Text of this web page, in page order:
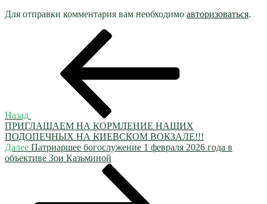
Для отправки комментария вам необходимо авторизоваться.
Назад
ПРИГЛАШАЕМ НА КОРМЛЕНИЕ НАШИХ
ПОДОПЕЧНЫХ НА КИЕВСКОМ ВОКЗАЛЕ!!!
Следующая
запись
Далее Патриаршее богослужение 1 февраля 2026 года в
объективе Зои Казьминой